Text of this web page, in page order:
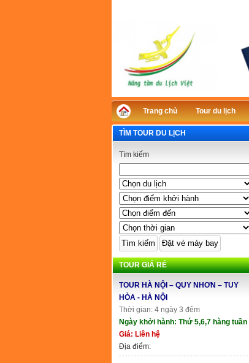
Trang chủ Tour du lịch
TÌM TOUR DU LỊCH
Tìm kiếm
TOUR GIÁ RẺ
TOUR HÀ NỘI – QUY NHƠN – TUY
HÒA - HÀ NỘI
Thời gian: 4 ngày 3 đêm
Ngày khởi hành: Thứ 5,6,7 hàng tuần
Giá: Liên hệ
Địa điểm: